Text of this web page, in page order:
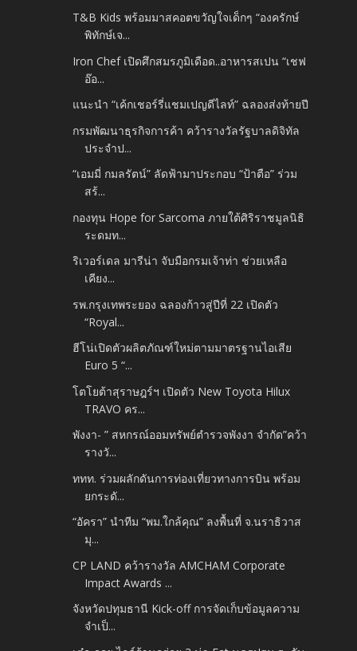
T&B Kids พร้อมมาสคอตขวัญใจเด็กๆ “องครักษ์
พิทักษ์เจ...
Iron Chef เปิดศึกสมรภูมิเดือด..อาหารสเปน “เชฟ
อ๊อ...
แนะนำ “เค้กเชอร์รี่แชมเปญดีไลท์” ฉลองส่งท้ายปี
กรมพัฒนาธุรกิจการค้า คว้ารางวัลรัฐบาลดิจิทัล
ประจำป...
“เอมมี่ กมลรัตน์” ลัดฟ้ามาประกอบ “ป้าตือ” ร่วม
สร้...
กองทุน Hope for Sarcoma ภายใต้ศิริราชมูลนิธิ
ระดมท...
ริเวอร์เดล มารีน่า จับมือกรมเจ้าท่า ช่วยเหลือ
เคียง...
รพ.กรุงเทพระยอง ฉลองก้าวสู่ปีที่ 22 เปิดตัว
“Royal...
ฮีโน่เปิดตัวผลิตภัณฑ์ใหม่ตามมาตรฐานไอเสีย
Euro 5 “...
โตโยต้าสุราษฎร์ฯ เปิดตัว New Toyota Hilux
TRAVO คร...
พังงา- ” สหกรณ์ออมทรัพย์ตำรวจพังงา จำกัด”คว้า
รางวั...
ททท. ร่วมผลักดันการท่องเที่ยวทางการบิน พร้อม
ยกระดั...
“อัครา” นำทีม “พม.ใกล้คุณ” ลงพื้นที่ จ.นราธิวาส
มุ...
CP LAND คว้ารางวัล AMCHAM Corporate
Impact Awards ...
จังหวัดปทุมธานี Kick-off การจัดเก็บข้อมูลความ
จำเป็...